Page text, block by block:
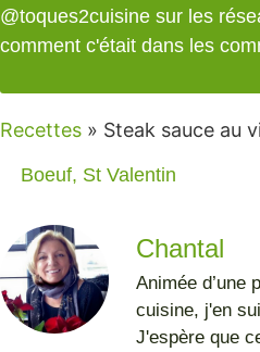
@toques2cuisine sur les
comment c'était dans les
Recettes » Steak sauce au
Boeuf, St Valentin
Chantal
Animée d’une
cuisine, j'en
J'espère que